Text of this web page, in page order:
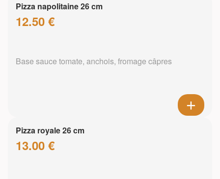
Pizza napolitaine 26 cm
12.50 €
Base sauce tomate, anchois, fromage câpres
Pizza royale 26 cm
13.00 €